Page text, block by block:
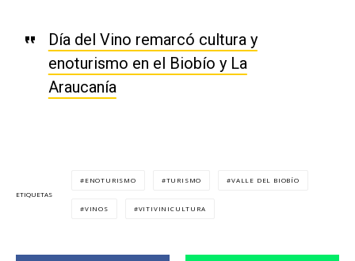
Día del Vino remarcó cultura y
enoturismo en el Biobío y La
Araucanía
ETIQUETAS
ENOTURISMO TURISMO VALLE DEL BIOBÍO
VINOS VITIVINICULTURA